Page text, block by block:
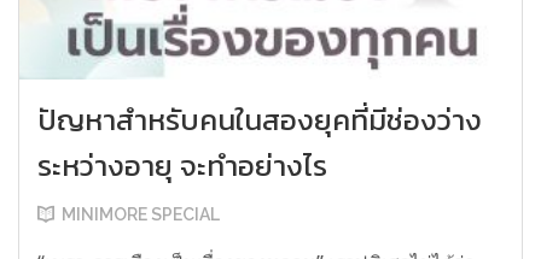
ปัญหาสำหรับคนในสองยุคที่มีช่องว่าง
ระหว่างอายุ จะทำอย่างไร
MINIMORE SPECIAL